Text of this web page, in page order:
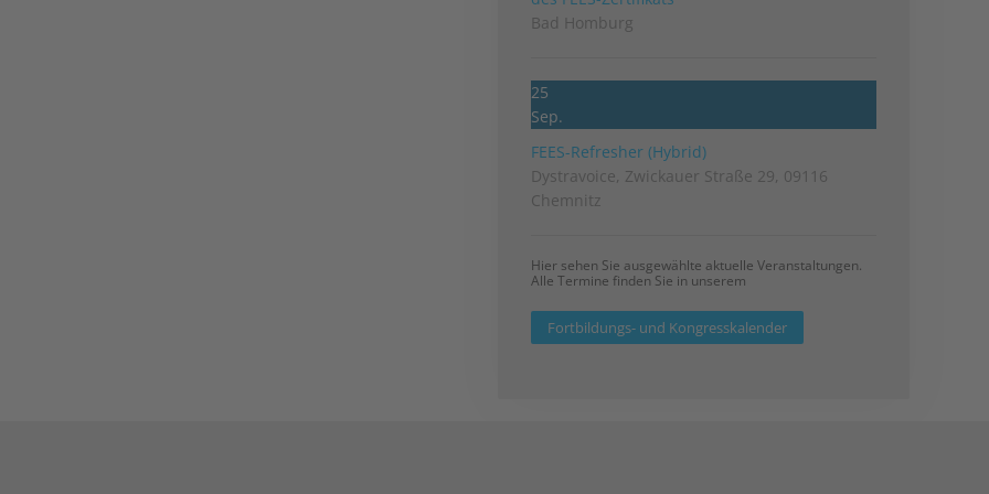
Bad Homburg
25
Sep.
FEES-Refresher (Hybrid)
Dystravoice, Zwickauer Straße 29, 09116
Chemnitz
Hier sehen Sie ausgewählte aktuelle Veranstaltungen.
Alle Termine finden Sie in unserem
Fortbildungs- und Kongresskalender